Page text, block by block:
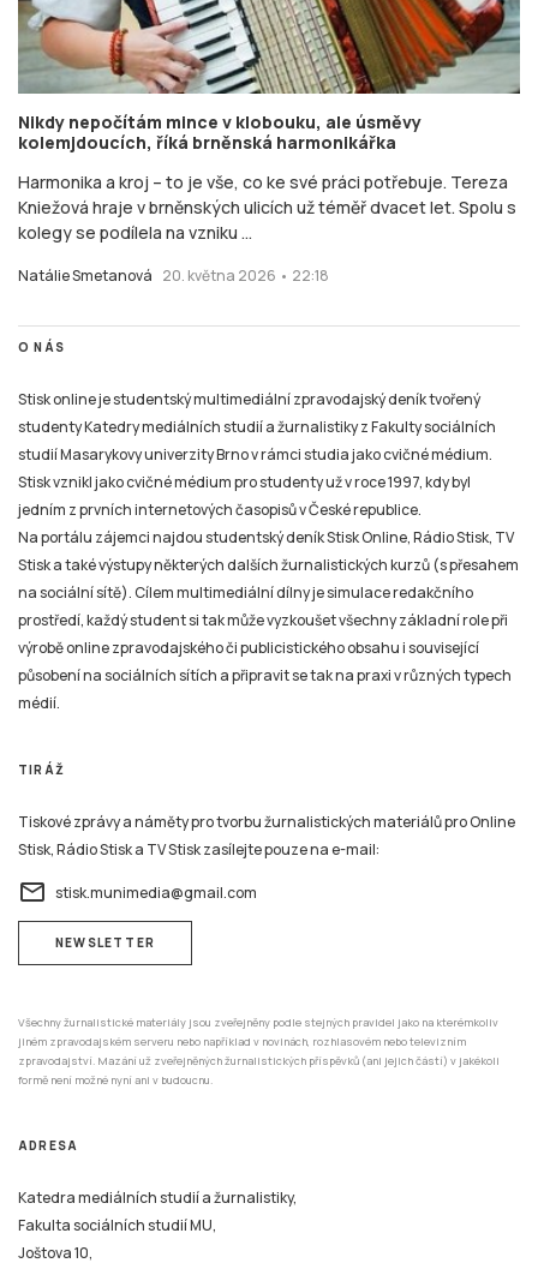
Nikdy nepočítám mince v klobouku, ale úsměvy
kolemjdoucích, říká brněnská harmonikářka
Harmonika a kroj – to je vše, co ke své práci potřebuje. Tereza
Kniežová hraje v brněnských ulicích už téměř dvacet let. Spolu s
kolegy se podílela na vzniku ...
Natálie Smetanová 20. května 2026 • 22:18
O NÁS
Stisk online je studentský multimediální zpravodajský deník tvořený
studenty Katedry mediálních studií a žurnalistiky z Fakulty sociálních
studií Masarykovy univerzity Brno v rámci studia jako cvičné médium.
Stisk vznikl jako cvičné médium pro studenty už v roce 1997, kdy byl
jedním z prvních internetových časopisů v České republice.
Na portálu zájemci najdou studentský deník Stisk Online, Rádio Stisk, TV
Stisk a také výstupy některých dalších žurnalistických kurzů (s přesahem
na sociální sítě). Cílem multimediální dílny je simulace redakčního
prostředí, každý student si tak může vyzkoušet všechny základní role při
výrobě online zpravodajského či publicistického obsahu i související
působení na sociálních sítích a připravit se tak na praxi v různých typech
médií.
TIRÁŽ
Tiskové zprávy a náměty pro tvorbu žurnalistických materiálů pro Online
Stisk, Rádio Stisk a TV Stisk zasílejte pouze na e-mail:
email stisk.munimedia@gmail.com
NEWSLETTER
Všechny žurnalistické materiály jsou zveřejněny podle stejných pravidel jako na kterémkoliv
jiném zpravodajském serveru nebo například v novinách, rozhlasovém nebo televizním
zpravodajství. Mazání už zveřejněných žurnalistických příspěvků (ani jejich částí) v jakékoli
formě není možné nyní ani v budoucnu.
ADRESA
Katedra mediálních studií a žurnalistiky,
Fakulta sociálních studií MU,
Joštova 10,